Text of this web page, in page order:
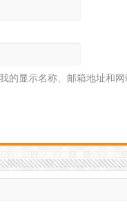
的显示名称、邮箱地址和